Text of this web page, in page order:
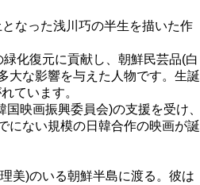
なった浅川巧の半生を描いた作
化復元に貢献し、朝鮮民芸品(白
大な影響を与えた人物です。生誕
ています。
映画振興委員会)の支援を受け、
にない規模の日韓合作の映画が誕
美)のいる朝鮮半島に渡る。彼は